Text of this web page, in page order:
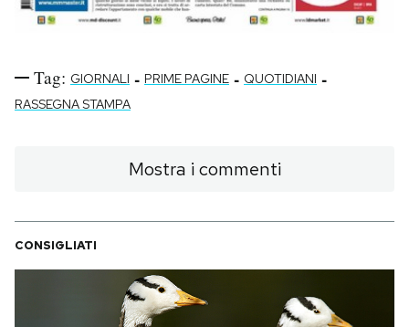
Tag: GIORNALI - PRIME PAGINE - QUOTIDIANI -
RASSEGNA STAMPA
Mostra i commenti
CONSIGLIATI